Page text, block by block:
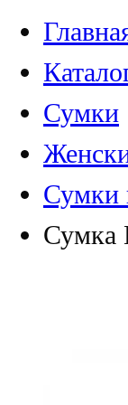
Сумки
Сумки
Сумка